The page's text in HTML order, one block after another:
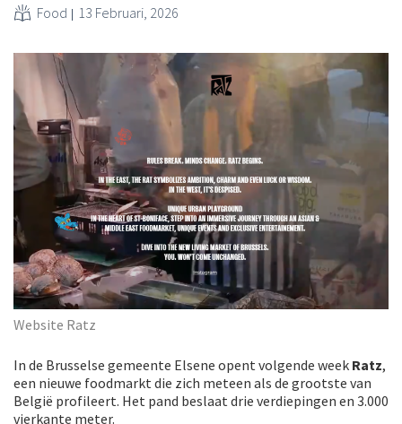
Food 13 Februari, 2026
Website Ratz
In de Brusselse gemeente Elsene opent volgende week Ratz,
een nieuwe foodmarkt die zich meteen als de grootste van
België profileert. Het pand beslaat drie verdiepingen en 3.000
vierkante meter.